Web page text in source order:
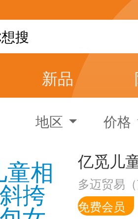
新品
地区 价格
多迈贸易
免费会员